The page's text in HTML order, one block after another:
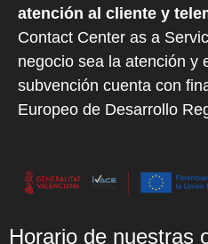
atención al cliente y
Contact Center as a
negocio sea la atención y
subvención cuenta con
Europeo de Desarrollo
Horario de nuestras